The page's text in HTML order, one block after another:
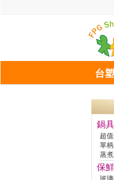
台
鍋具
超
單
蒸
保